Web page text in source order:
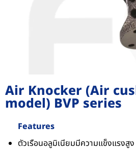
Air Knocker (Air
model) BVP series
Features
ตัวเรือนอลูมิเนียมมีความแข็งแรงสูง